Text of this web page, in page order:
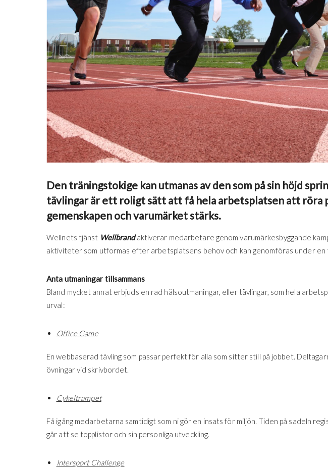
Den träningstokige kan utmanas av den som på sin höjd
tävlingar är ett roligt sätt att få hela arbetsplatsen att röra
gemenskapen och varumärket stärks.
Wellnets tjänst Wellbrandaktiverar medarbetare genom varumärkesbyggande
aktiviteter som utformas efter arbetsplatsens behov och kan genomföras under en
Anta utmaningar tillsammans
Bland mycket annat erbjuds en rad hälsoutmaningar, eller tävlingar, som hela
urval:
Office Game
En webbaserad tävling som passar perfekt för alla som sitter still på jobbet.
övningar vid skrivbordet.
Cykeltrampet
Få igång medarbetarna samtidigt som ni gör en insats för miljön. Tiden på sadeln
går att se topplistor och sin personliga utveckling.
Intersport Challenge